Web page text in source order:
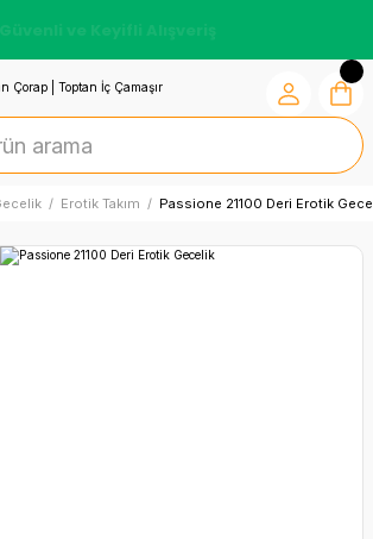
Güvenli ve Keyifli Alışveriş
Erotik Takım Passione 21100 Deri Erotik